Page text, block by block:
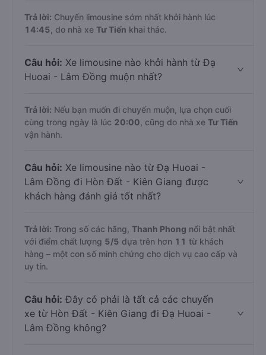
Trả lời: Chuyến limousine sớm nhất khởi hành lúc
14:45 , do nhà xe Tư Tiến khai thác.
Câu hỏi: Xe limousine nào khởi hành từ Đạ
Huoai - Lâm Đồng muộn nhất?
Trả lời: Nếu bạn muốn đi chuyến muộn, lựa chọn cuối
cùng trong ngày là lúc 20:00 , cũng do nhà xe Tư Tiến
vận hành.
Câu hỏi: Xe limousine nào từ Đạ Huoai -
Lâm Đồng đi Hòn Đất - Kiên Giang được
khách hàng đánh giá tốt nhất?
Trả lời: Trong số các hãng, Thanh Phong nổi bật nhất
với điểm chất lượng 5/5 dựa trên hơn 11 từ khách
hàng – một con số minh chứng cho dịch vụ cao cấp và
uy tín.
Câu hỏi: Đây có phải là tất cả các chuyến
xe từ Hòn Đất - Kiên Giang đi Đạ Huoai -
Lâm Đồng không?